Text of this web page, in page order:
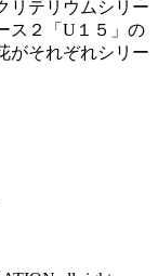
リテリウムシリー
ス２「U１５」の
がそれぞれシリー